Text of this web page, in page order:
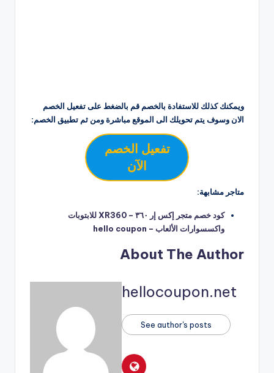
ويمكنك كذلك للاستفادة بالخصم قم بالضغط على تفعيل الخصم
الان وسوف يتم تحويلك الى الموقع مباشرة ومن ثم تطبيق الخصم:
تفعيل الخصم
الآن
متاجر مشابهة:
كود خصم متجر إكس إر ٣٦٠ – XR360 للابتوبات
واكسسوارات الألعاب – hello coupon
About The Author
hellocoupon.net
See author's posts